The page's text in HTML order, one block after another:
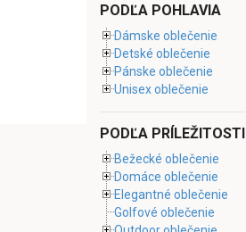
PODĽA POHLAVIA
Dámske oblečenie
Detské oblečenie
Pánske oblečenie
Unisex oblečenie
PODĽA PRÍLEŽITOSTI
Bežecké oblečenie
Domáce oblečenie
Elegantné oblečenie
Golfové oblečenie